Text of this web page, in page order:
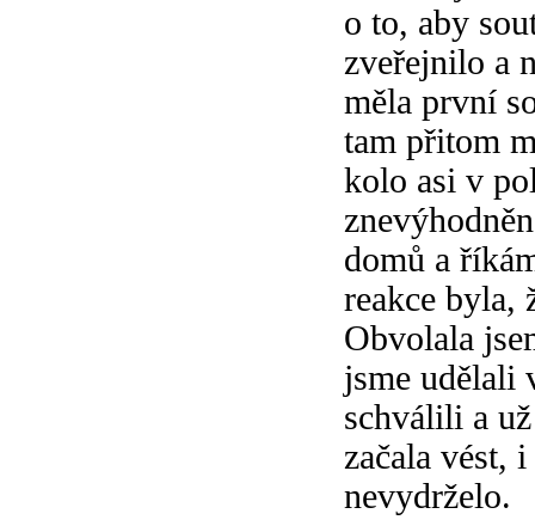
o to, aby
zveřejnilo a
měla první
tam přitom
kolo asi v
domů a
reakce byla,
Obvolala
jsme udělali
schválili a
začala vést,
nevydrželo.